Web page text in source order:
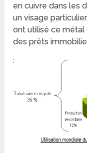
en cuivre dans les
un visage
ont utilisé ce
des prêts